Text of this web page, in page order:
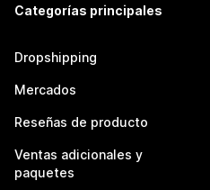
Categorías principales
Dropshipping
Mercados
Reseñas de producto
Ventas adicionales y
paquetes